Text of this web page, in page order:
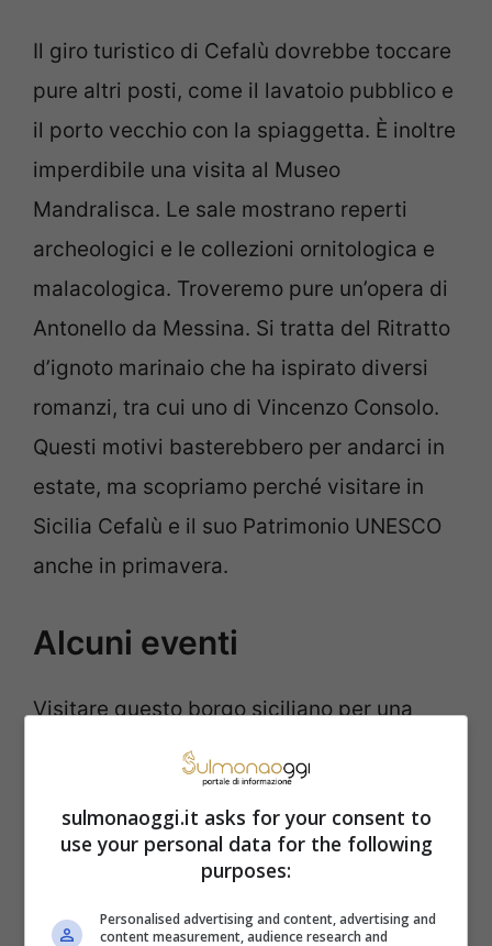
Il giro turistico di Cefalù dovrebbe toccare
pure altri posti, come il lavatoio pubblico e
il porto vecchio con la spiaggetta. È inoltre
imperdibile una visita al Museo
Mandralisca. Le sale mostrano reperti
archeologici e le collezioni ornitologica e
malacologica. Troveremo pure un’opera di
Antonello da Messina. Si tratta del Ritratto
d’ignoto marinaio che ha ispirato diversi
romanzi, tra cui uno di Vincenzo Consolo.
Questi motivi basterebbero per andarci in
estate, ma scopriamo perché visitare in
Sicilia Cefalù e il suo Patrimonio UNESCO
anche in primavera.
Alcuni eventi
Visitare questo borgo siciliano per una
vacanza estiva forse è ovvio, data la
bellezza del suo mare, delle spiagge e
degli altri suoi tesori. Si possono inoltre
fare escursioni nei dintorni e visitare il
vicino Santuario di Gibilmanna.
sulmonaoggi.it asks for your consent to
use your personal data for the following
purposes:
Personalised advertising and content, advertising and
content measurement, audience research and